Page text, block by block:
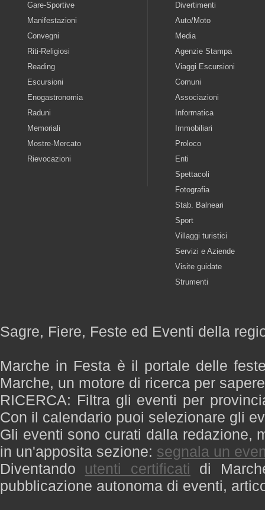
Gare-Sportive
Manifestazioni
Convegni
Riti-Religiosi
Reading
Escursioni
Enogastronomia
Raduni
Memoriali
Mostre-Mercato
Rievocazioni
Divertimenti
Auto/Moto
Media
Agenzie Stampa
Viaggi Escursioni
Comuni
Associazioni
Informatica
Immobiliari
Proloco
Enti
Spettacoli
Fotografia
Stab. Balneari
Sport
Villaggi turistici
Servizi e Aziende
Visite guidate
Strumenti
Sagre, Fiere, Feste ed Eventi della
Marche in Festa è il portale delle
Marche, un motore di ricerca per
RICERCA: Filtra gli eventi per
Con il calendario puoi selezionare gli
Gli eventi sono curati dalla redazione,
in un'apposita sezione: segnala un
Diventando utenti certificati di
pubblicazione autonoma di eventi,